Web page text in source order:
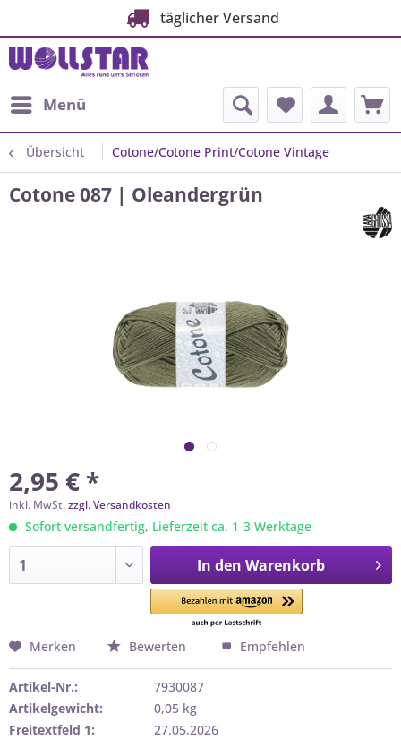
täglicher Versand
Menü
Übersicht Cotone/Cotone Print/Cotone Vintage
Cotone 087 | Oleandergrün
2,95 € *
inkl. MwSt.zzgl. Versandkosten
Sofort versandfertig, Lieferzeit ca. 1-3 Werktage
In den Warenkorb
Merken Bewerten Empfehlen
Artikel-Nr.:
7930087
Artikelgewicht:
0,05 kg
Freitextfeld 1:
27.05.2026